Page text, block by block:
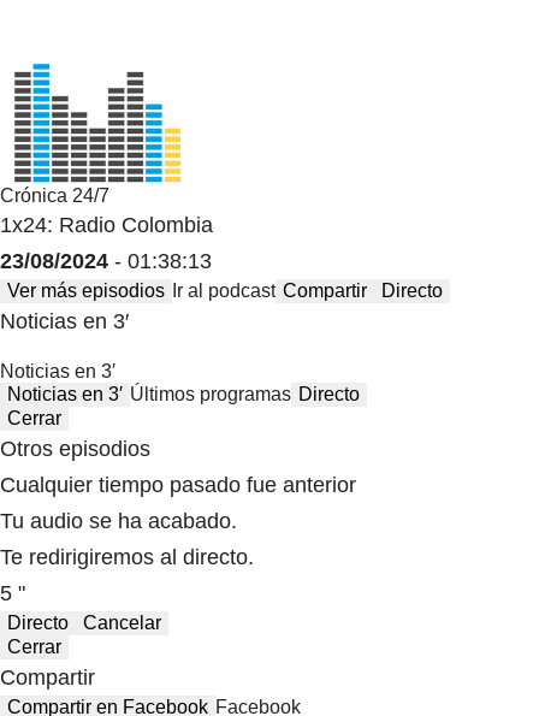
Crónica 24/7
1x24: Radio Colombia
23/08/2024 - 01:38:13
Ver más episodios Ir al podcast Compartir Directo
Noticias en 3′
Noticias en 3′
Noticias en 3′ Últimos programas Directo
Cerrar
Otros episodios
Cualquier tiempo pasado fue anterior
Tu audio se ha acabado.
Te redirigiremos al directo.
5 "
Directo
Cancelar
Cerrar
Compartir
Compartir en Facebook Facebook